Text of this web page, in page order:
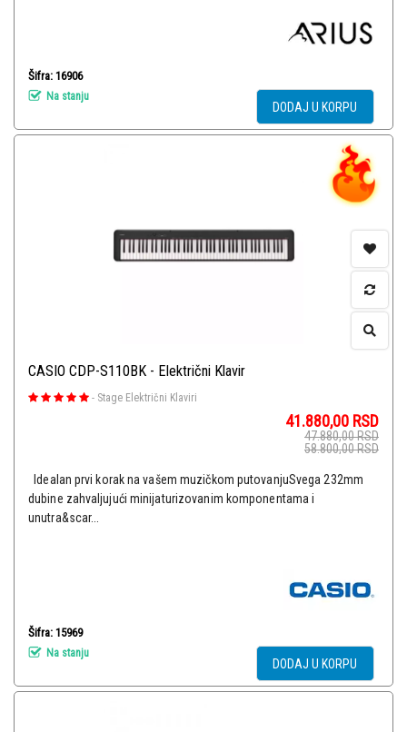
Šifra: 16906
Na stanju
DODAJ U KORPU
CASIO CDP-S110BK - Električni Klavir
- Stage Električni Klaviri
41.880,00 RSD
47.880,00RSD
58.800,00RSD
Idealan prvi korak na vašem muzičkom putovanjuSvega 232mm
dubine zahvaljujući minijaturizovanim komponentama i
unutra&scar...
Šifra: 15969
Na stanju
DODAJ U KORPU